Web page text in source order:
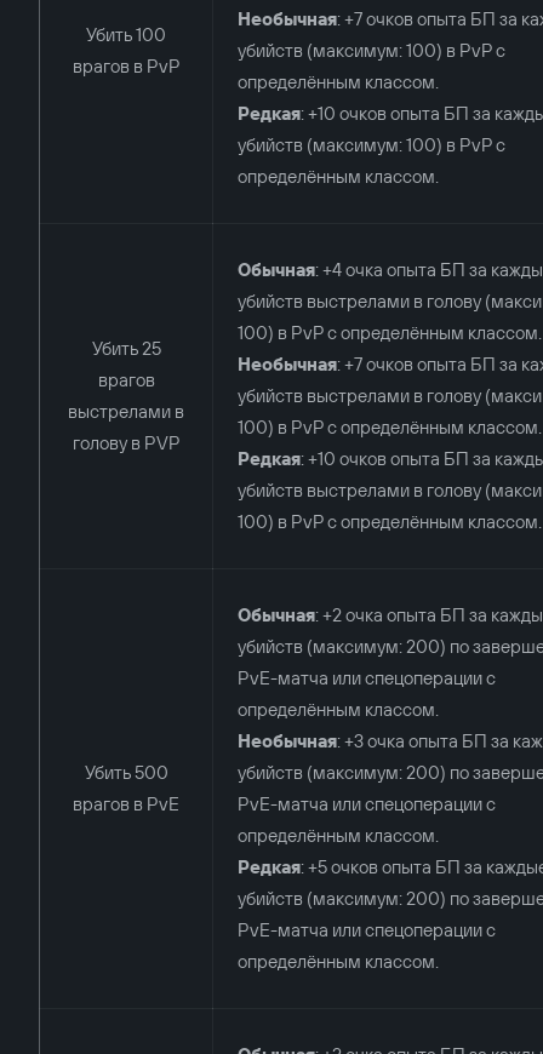
Убить 100
врагов в PvP
Необычная: +7 очков опыта БП за
убийств (максимум: 100) в PvP с
определённым классом.
Редкая: +10 очков опыта БП за
убийств (максимум: 100) в PvP с
определённым классом.
Убить 25
врагов
выстрелами в
голову в PVP
Обычная: +4 очка опыта БП за
убийств выстрелами в голову
100) в PvP с определённым классом.
Необычная: +7 очков опыта БП за
убийств выстрелами в голову
100) в PvP с определённым классом.
Редкая: +10 очков опыта БП за
убийств выстрелами в голову
100) в PvP с определённым классом.
Убить 500
врагов в PvE
Обычная: +2 очка опыта БП за
убийств (максимум: 200) по
PvE-матча или спецоперации с
определённым классом.
Необычная: +3 очка опыта БП за
убийств (максимум: 200) по
PvE-матча или спецоперации с
определённым классом.
Редкая: +5 очков опыта БП за
убийств (максимум: 200) по
PvE-матча или спецоперации с
определённым классом.